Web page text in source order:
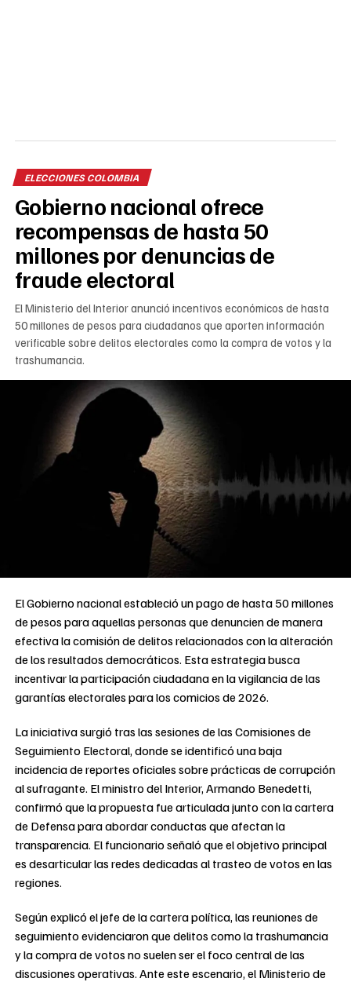
ELECCIONES COLOMBIA
Gobierno nacional ofrece
recompensas de hasta 50
millones por denuncias de
fraude electoral
El Ministerio del Interior anunció incentivos económicos de hasta
50 millones de pesos para ciudadanos que aporten información
verificable sobre delitos electorales como la compra de votos y la
trashumancia.
El Gobierno nacional estableció un pago de hasta 50 millones
de pesos para aquellas personas que denuncien de manera
efectiva la comisión de delitos relacionados con la alteración
de los resultados democráticos. Esta estrategia busca
incentivar la participación ciudadana en la vigilancia de las
garantías electorales para los comicios de 2026.
La iniciativa surgió tras las sesiones de las Comisiones de
Seguimiento Electoral, donde se identificó una baja
incidencia de reportes oficiales sobre prácticas de corrupción
al sufragante. El ministro del Interior, Armando Benedetti,
confirmó que la propuesta fue articulada junto con la cartera
de Defensa para abordar conductas que afectan la
transparencia. El funcionario señaló que el objetivo principal
es desarticular las redes dedicadas al trasteo de votos en las
regiones.
Según explicó el jefe de la cartera política, las reuniones de
seguimiento evidenciaron que delitos como la trashumancia
y la compra de votos no suelen ser el foco central de las
discusiones operativas. Ante este escenario, el Ministerio de